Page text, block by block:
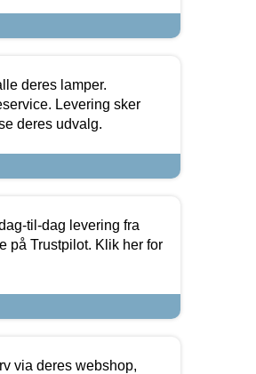
deres lamper.
Levering sker
deres udvalg.
til-dag levering fra
på Trustpilot. Klik her for
via deres webshop,